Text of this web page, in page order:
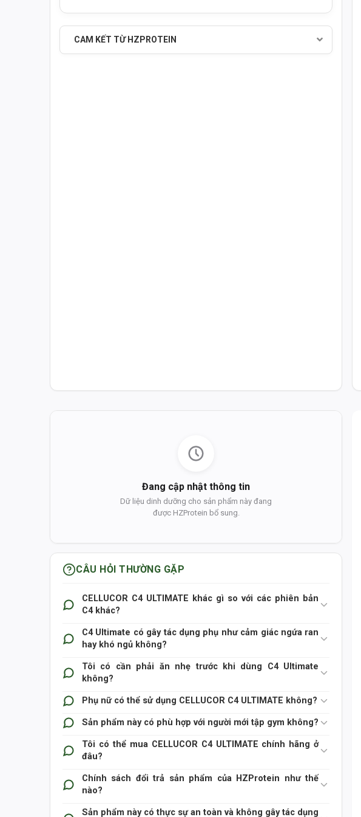
CAM KẾT TỪ HZPROTEIN
Đang cập nhật thông tin
Dữ liệu dinh dưỡng cho sản phẩm này đang
được HZProtein bổ sung.
CÂU HỎI THƯỜNG GẶP
CELLUCOR C4 ULTIMATE khác gì so với các phiên bản
C4 khác?
C4 Ultimate có gây tác dụng phụ như cảm giác ngứa ran
hay khó ngủ không?
Tôi có cần phải ăn nhẹ trước khi dùng C4 Ultimate
không?
Phụ nữ có thể sử dụng CELLUCOR C4 ULTIMATE không?
Sản phẩm này có phù hợp với người mới tập gym không?
Tôi có thể mua CELLUCOR C4 ULTIMATE chính hãng ở
đâu?
Chính sách đổi trả sản phẩm của HZProtein như thế
nào?
Sản phẩm này có thực sự an toàn và không gây tác dụng